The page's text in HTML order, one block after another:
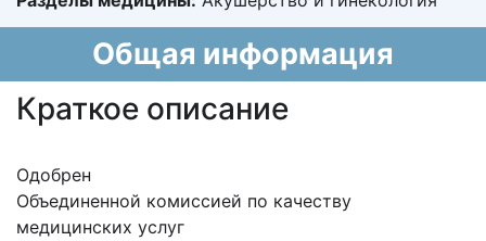
Общая информация
Краткое описание
Одобрен
Объединенной комиссией по качеству
медицинских услуг